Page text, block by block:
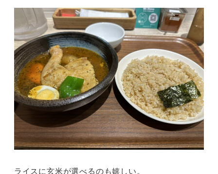
ライスに玄米が選べるのも嬉しい。